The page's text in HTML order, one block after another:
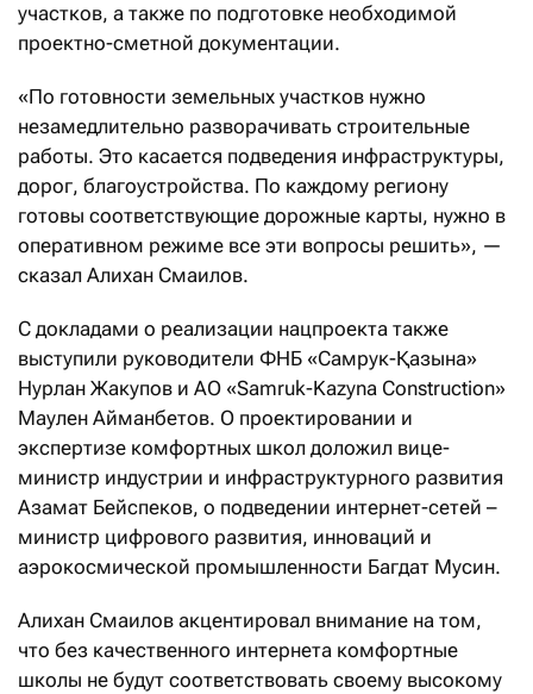
участков, а также по подготовке необходимой
проектно-сметной документации.
«По готовности земельных участков нужно
незамедлительно разворачивать строительные
работы. Это касается подведения инфраструктуры,
дорог, благоустройства. По каждому региону
готовы соответствующие дорожные карты, нужно в
оперативном режиме все эти вопросы решить», —
сказал Алихан Смаилов.
С докладами о реализации нацпроекта также
выступили руководители ФНБ «Самрук-Қазына»
Нурлан Жакупов и АО «Samruk-Kazyna Construction»
Маулен Айманбетов. О проектировании и
экспертизе комфортных школ доложил вице-
министр индустрии и инфраструктурного развития
Азамат Бейспеков, о подведении интернет-сетей –
министр цифрового развития, инноваций и
аэрокосмической промышленности Багдат Мусин.
Алихан Смаилов акцентировал внимание на том,
что без качественного интернета комфортные
школы не будут соответствовать своему высокому